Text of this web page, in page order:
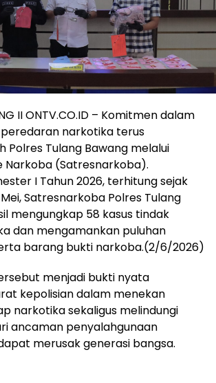
II ONTV.CO.ID – Komitmen dalam
narkotika terus
Polres Tulang Bawang melalui
Narkoba (Satresnarkoba).
I Tahun 2026, terhitung sejak
Satresnarkoba Polres Tulang
mengungkap 58 kasus tindak
dan mengamankan puluhan
barang bukti narkoba.(2/6/2026)
menjadi bukti nyata
kepolisian dalam menekan
narkotika sekaligus melindungi
ancaman penyalahgunaan
merusak generasi bangsa.